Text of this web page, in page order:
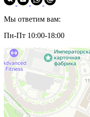
Мы ответим вам:
Пн-Пт 10:00-18:00